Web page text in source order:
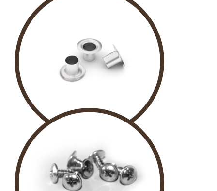
KUŞ GÖZÜ